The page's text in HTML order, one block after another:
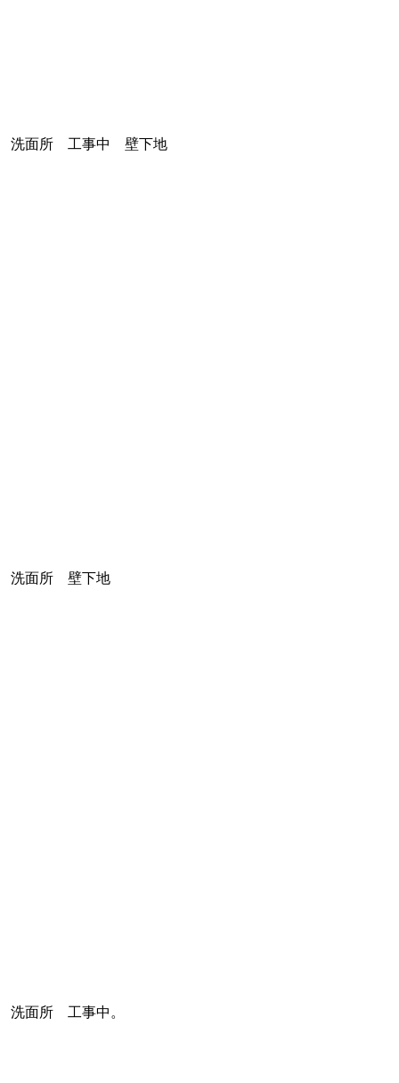
洗面所 工事中 壁下地
洗面所 壁下地
洗面所 工事中。